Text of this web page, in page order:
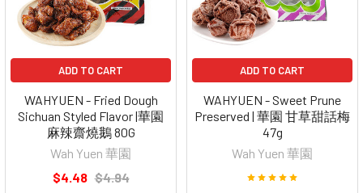
ADD TO CART
WAHYUEN - Fried Dough
Sichuan Styled Flavor |華園
麻辣齋燒鵝 80G
Wah Yuen 華園
$4.48 $4.94
ADD TO CART
WAHYUEN - Sweet Prune
Preserved | 華園 甘草甜話梅
47g
Wah Yuen 華園